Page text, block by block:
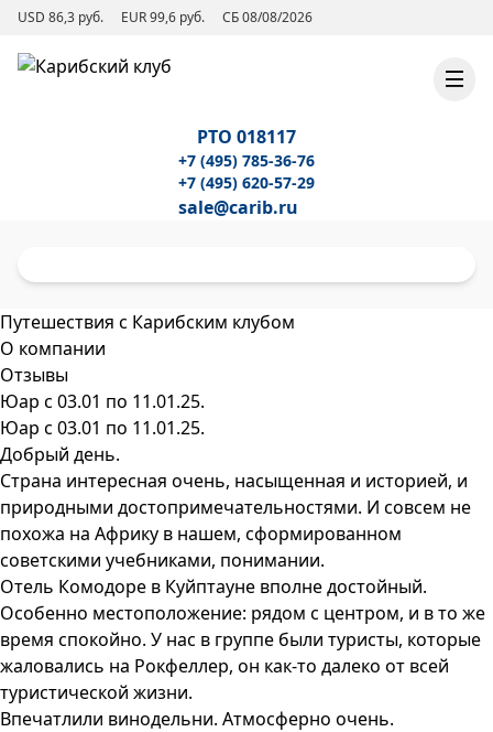
USD 86,3 руб. EUR 99,6 руб. СБ 08/08/2026
РТО 018117
+7 (495) 785-36-76
+7 (495) 620-57-29
sale@carib.ru
Путешествия с Карибским клубом
О компании
Отзывы
Юар с 03.01 по 11.01.25.
Юар с 03.01 по 11.01.25.
Добрый день.
Страна интересная очень, насыщенная и историей, и
природными достопримечательностями. И совсем не
похожа на Африку в нашем, сформированном
советскими учебниками, понимании.
Отель Комодоре в Куйптауне вполне достойный.
Особенно местоположение: рядом с центром, и в то же
время спокойно. У нас в группе были туристы, которые
жаловались на Рокфеллер, он как-то далеко от всей
туристической жизни.
Впечатлили винодельни. Атмосферно очень.